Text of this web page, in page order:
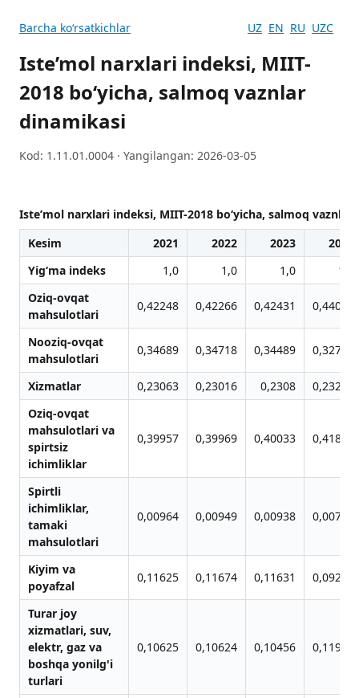
Barcha koʻrsatkichlar UZ EN RU UZC
Iste’mol narxlari indeksi, MIIT-
2018 bo‘yicha, salmoq vaznlar
dinamikasi
Kod: 1.11.01.0004 · Yangilangan: 2026-03-05
Iste’mol narxlari indeksi, MIIT-2018 bo‘yicha, salmoq
Kesim
2021 2022 2023
2024
Yig‘ma indeks
1,0 1,0 1,0
1,0
Oziq-ovqat
mahsulotlari
0,42248 0,42266 0,42431 0,44041
Nooziq-ovqat
mahsulotlari
0,34689 0,34718 0,34489 0,32718
Xizmatlar 0,23063 0,23016 0,2308
0,23242
Oziq-ovqat
mahsulotlari va
spirtsiz
ichimliklar
0,39957 0,39969 0,40033 0,41875
Spirtli
ichimliklar,
tamaki
mahsulotlari
0,00964 0,00949 0,00938 0,00771
Kiyim va
poyafzal
0,11625 0,11674 0,11631 0,09296
Turar joy
xizmatlari, suv,
elektr, gaz va
boshqa yonilg'i
turlari
0,10625 0,10624 0,10456 0,11999